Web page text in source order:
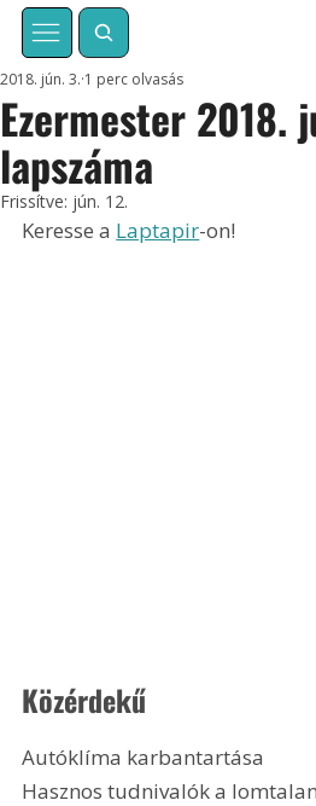
Ezermester 2018.
lapszáma
2018. jún. 3. 1 perc olvasás
Frissítve: jún. 12.
Keresse a Laptapir-on!
Közérdekű
Autóklíma karbantartása
Hasznos tudnivalók a